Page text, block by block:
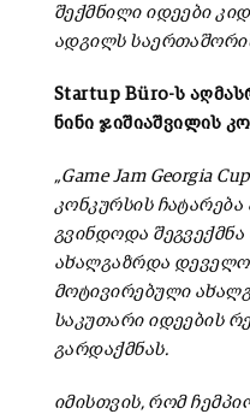
შექმნილი იდეები
ადგილს
Startup Büro-ს
ნინი ჯიშიაშვილის
„Game Jam Georgia
კონკურსის
გვინდოდა შეგვექმნა
ახალგაზრდა
მოტივირებული
საკუთარი იდეების
გარდაქმნას.
იმისთვის, რომ